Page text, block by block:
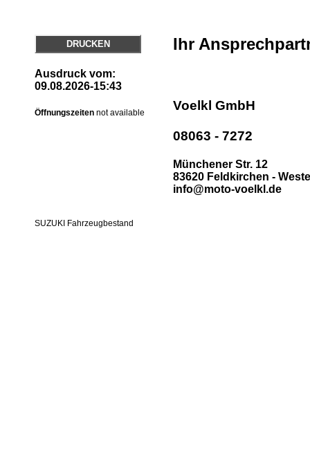
DRUCKEN
Ausdruck vom:
09.08.2026-15:43
Öffnungszeiten not available
Ihr
Voelkl GmbH
08063 - 7272
Münchener Str. 12
83620 Feldkirchen -
info@moto-voelkl.de
SUZUKI Fahrzeugbestand